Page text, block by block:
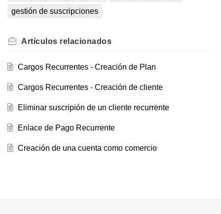
gestión de suscripciones
Artículos relacionados
Cargos Recurrentes - Creación de Plan
Cargos Recurrentes - Creación de cliente
Eliminar suscripión de un cliente recurrente
Enlace de Pago Recurrente
Creación de una cuenta como comercio